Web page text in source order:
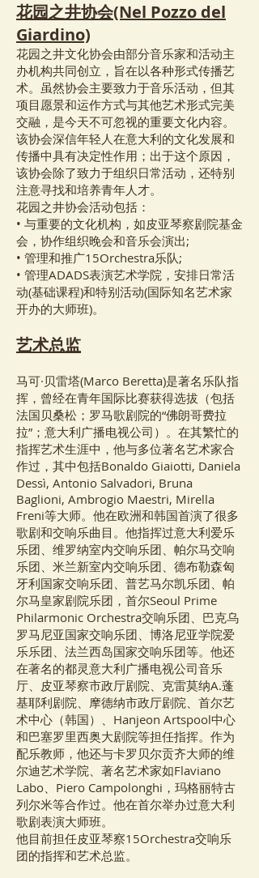
花园之井协会(Nel Pozzo del
Giardino)
花园之井文化协会由部分音乐家和活动主
办机构共同创立，旨在以各种形式传播艺
术。虽然协会主要致力于音乐活动，但其
项目愿景和运作方式与其他艺术形式完美
交融，是今天不可忽视的重要文化内容。
该协会深信年轻人在意大利的文化发展和
传播中具有决定性作用；出于这个原因，
该协会除了致力于组织日常活动，还特别
注意寻找和培养青年人才。
花园之井协会活动包括：
• 与重要的文化机构，如皮亚琴察剧院基金
会，协作组织晚会和音乐会演出;
• 管理和推广15Orchestra乐队;
• 管理ADADS表演艺术学院，安排日常活
动(基础课程)和特别活动(国际知名艺术家
开办的大师班)。
艺术总监
马可·贝雷塔(Marco Beretta)是著名乐队指
挥，曾经在青年国际比赛获得选拔（包括
法国贝桑松；罗马歌剧院的“佛朗哥费拉
拉”；意大利广播电视公司）。在其繁忙的
指挥艺术生涯中，他与多位著名艺术家合
作过，其中包括Bonaldo Giaiotti, Daniela
Dessì, Antonio Salvadori, Bruna
Baglioni, Ambrogio Maestri, Mirella
Freni等大师。他在欧洲和韩国首演了很多
歌剧和交响乐曲目。他指挥过意大利爱乐
乐团、维罗纳室内交响乐团、帕尔马交响
乐团、米兰新室内交响乐团、德布勒森匈
牙利国家交响乐团、普艺马尔凯乐团、帕
尔马皇家剧院乐团，首尔Seoul Prime
Philarmonic Orchestra交响乐团、巴克乌
罗马尼亚国家交响乐团、博洛尼亚学院爱
乐乐团、法兰西岛国家交响乐团等。他还
在著名的都灵意大利广播电视公司音乐
厅、皮亚琴察市政厅剧院、克雷莫纳A.蓬
基耶利剧院、摩德纳市政厅剧院、首尔艺
术中心（韩国）、Hanjeon Artspool中心
和巴塞罗里西奥大剧院等担任指挥。作为
配乐教师，他还与卡罗贝尔贡齐大师的维
尔迪艺术学院、著名艺术家如Flaviano
Labo、Piero Campolonghi，玛格丽特古
列尔米等合作过。他在首尔举办过意大利
歌剧表演大师班。
他目前担任皮亚琴察15Orchestra交响乐
团的指挥和艺术总监。